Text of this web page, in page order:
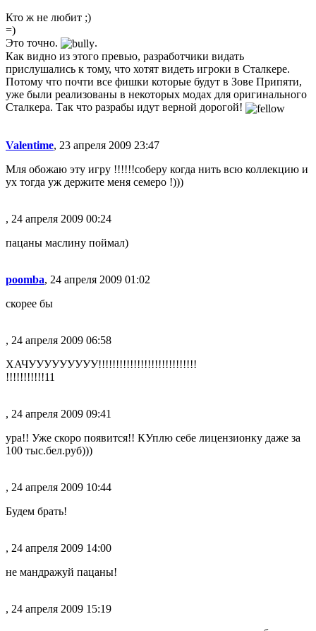
Кто ж не любит ;)
=)
Это точно.
.
Как видно из этого превью, разработчики видать
прислушались к тому, что хотят видеть игроки в Сталкере.
Потому что почти все фишки которые будут в Зове Припяти,
уже были реализованы в некоторых модах для оригинального
Сталкера. Так что разрабы идут верной дорогой!
Valentime, 23 апреля 2009 23:47
Мля обожаю эту игру !!!!!!соберу когда нить всю коллекцию и
ух тогда уж держите меня семеро !)))
, 24 апреля 2009 00:24
пацаны маслину поймал)
poomba, 24 апреля 2009 01:02
скорее бы
, 24 апреля 2009 06:58
ХАЧУУУУУУУУУ!!!!!!!!!!!!!!!!!!!!!!!!!!!!
!!!!!!!!!!!11
, 24 апреля 2009 09:41
ура!! Уже скоро появится!! КУплю себе лицензионку даже за
100 тыс.бел.руб)))
, 24 апреля 2009 10:44
Будем брать!
, 24 апреля 2009 14:00
не мандражуй пацаны!
, 24 апреля 2009 15:19